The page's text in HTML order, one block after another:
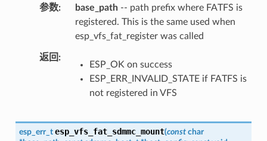
参数 base_path-- path prefix where FATFS is
registered. This is the same used when
esp_vfs_fat_register was called
返回
ESP_OK on success
ESP_ERR_INVALID_STATE if FATFS is
not registered in VFS
esp_err_t esp_vfs_fat_sdmmc_mount(const char